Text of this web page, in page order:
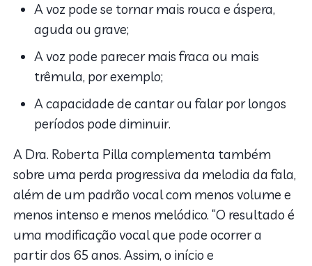
A voz pode se tornar mais rouca e áspera,
aguda ou grave;
A voz pode parecer mais fraca ou mais
trêmula, por exemplo;
A capacidade de cantar ou falar por longos
períodos pode diminuir.
A Dra. Roberta Pilla complementa também
sobre uma perda progressiva da melodia da fala,
além de um padrão vocal com menos volume e
menos intenso e menos melódico. “O resultado é
uma modificação vocal que pode ocorrer a
partir dos 65 anos. Assim, o início e